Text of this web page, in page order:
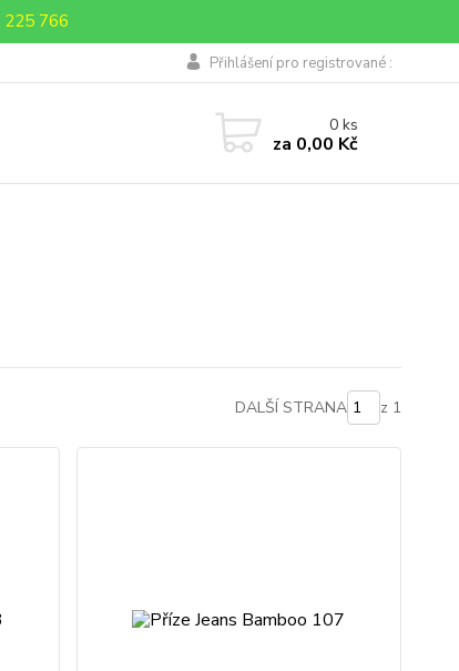
225 766
Přihlášení pro registrované :
0ks
za 0,00 Kč
DALŠÍ STRANA z 1